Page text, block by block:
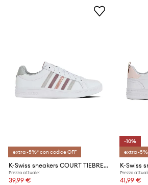
extra -5%* con codice OFF
K-Swiss sneakers COURT TIEBREAK
Prezzo attuale:
39,99 €
-10%
extra -
Prezzo
41,99 €